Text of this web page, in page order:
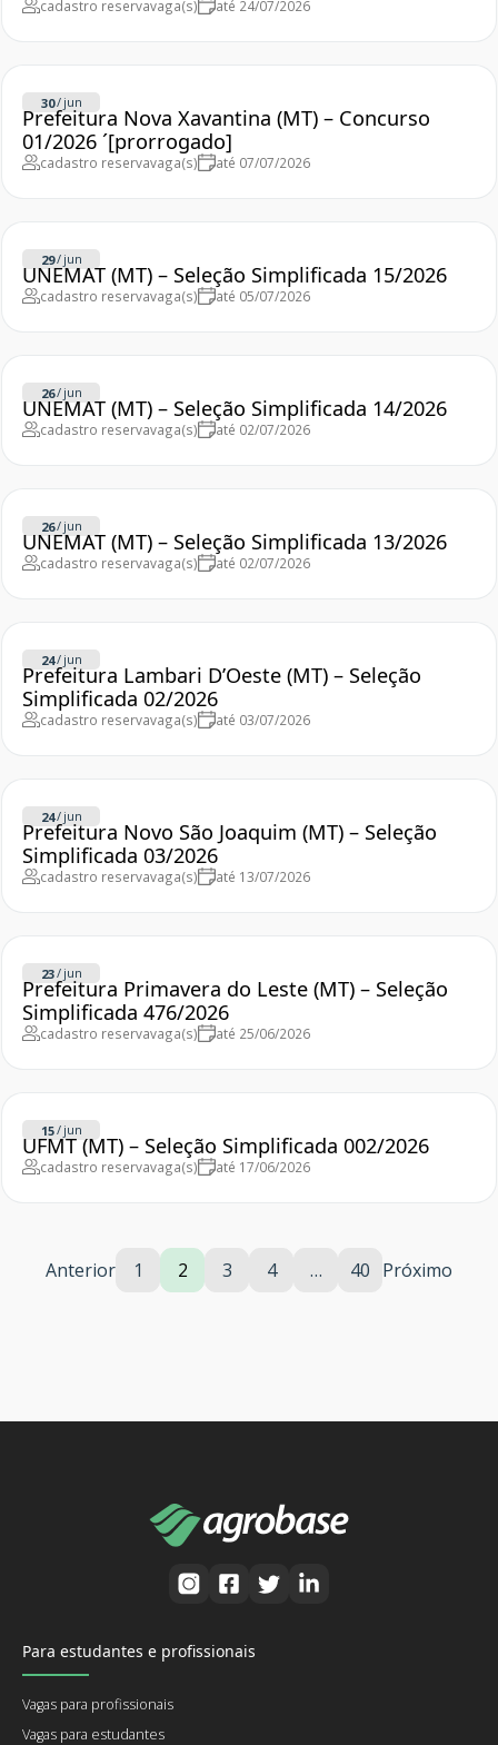
cadastro reservavaga(s) até 24/07/2026
30/ jun
Prefeitura Nova Xavantina (MT) – Concurso
01/2026 ´[prorrogado]
cadastro reservavaga(s) até 07/07/2026
29/ jun
UNEMAT (MT) – Seleção Simplificada 15/2026
cadastro reservavaga(s) até 05/07/2026
26/ jun
UNEMAT (MT) – Seleção Simplificada 14/2026
cadastro reservavaga(s) até 02/07/2026
26/ jun
UNEMAT (MT) – Seleção Simplificada 13/2026
cadastro reservavaga(s) até 02/07/2026
24/ jun
Prefeitura Lambari D’Oeste (MT) – Seleção
Simplificada 02/2026
cadastro reservavaga(s) até 03/07/2026
24/ jun
Prefeitura Novo São Joaquim (MT) – Seleção
Simplificada 03/2026
cadastro reservavaga(s) até 13/07/2026
23/ jun
Prefeitura Primavera do Leste (MT) – Seleção
Simplificada 476/2026
cadastro reservavaga(s) até 25/06/2026
15/ jun
UFMT (MT) – Seleção Simplificada 002/2026
cadastro reservavaga(s) até 17/06/2026
Anterior 1 2 3 4 … 40 Próximo
Para estudantes e profissionais
Vagas para profissionais
Vagas para estudantes